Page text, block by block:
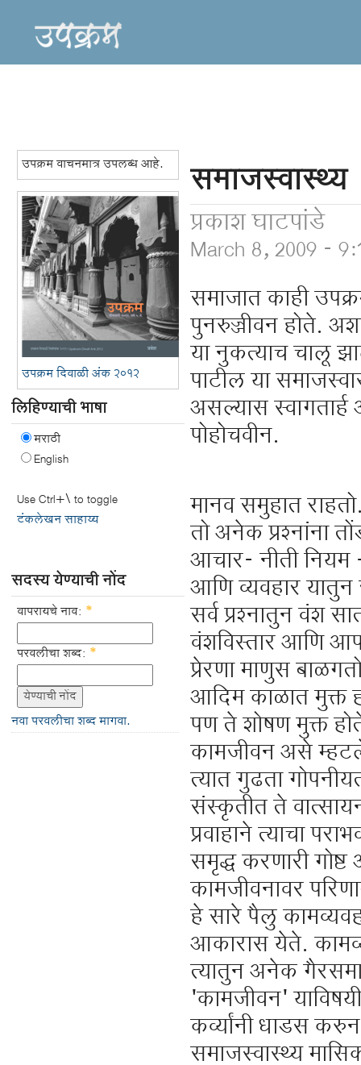
उपक्रम वाचनमात्र उपलब्ध आहे.
उपक्रम दिवाळी अंक २०१२
लिहिण्याची भाषा
मराठी
English
Use Ctrl+\ to toggle
टंकलेखन साहाय्य
सदस्य येण्याची नोंद
वापरायचे नाव: *
परवलीचा शब्द: *
नवा परवलीचा शब्द मागवा.
समाजस्वास्थ्य
प्रकाश घाटपांडे
March 8, 2009 -
समाजात काही
पुनरुज्जीवन होते.
या नुकत्याच चालू
पाटील या
असल्यास स्वागतार्ह
पोहोचवीन.
मानव समुहात
तो अनेक प्रश्नांना
आचार- नीती नियम
आणि व्यवहार
सर्व प्रश्नातुन वंश
वंशविस्तार आणि
प्रेरणा माणुस
आदिम काळात मुक्त
पण ते शोषण मुक्त
कामजीवन असे
त्यात गुढता
संस्कृतीत ते
प्रवाहाने त्याचा
समृद्ध करणारी
कामजीवनावर
हे सारे पैलु
आकारास येते.
त्यातुन अनेक
'कामजीवन'
कर्व्यांनी धाडस
समाजस्वास्थ्य